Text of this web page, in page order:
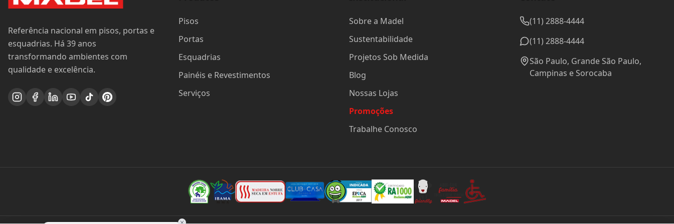
Referência nacional em pisos, portas e
esquadrias. Há 39 anos
transformando ambientes com
qualidade e excelência.
Pisos
Portas
Esquadrias
Painéis e Revestimentos
Serviços
Sobre a Madel
Sustentabilidade
Projetos Sob Medida
Blog
Nossas Lojas
Promoções
Trabalhe Conosco
(11) 2888-4444
(11) 2888-4444
São Paulo, Grande São Paulo,
Campinas e Sorocaba